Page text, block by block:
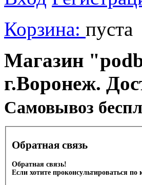
Корзина: пуста
Магазин
г.Воронеж.
Cамовывоз
Обратная связь
Обратная связь!
Если хотите проконсультироваться